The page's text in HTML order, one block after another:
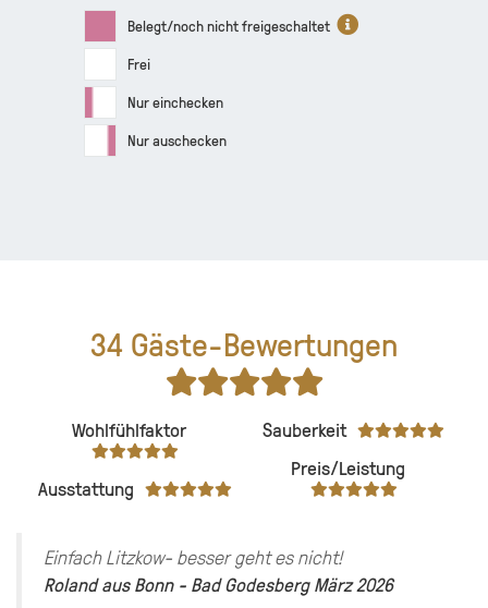
Belegt/noch nicht freigeschaltet
Frei
Nur einchecken
Nur auschecken
34Gäste-Bewertungen
Wohlfühlfaktor
Ausstattung
Sauberkeit
Preis/Leistung
Einfach Litzkow- besser geht es nicht!
RolandausBonn - Bad GodesbergMärz 2026